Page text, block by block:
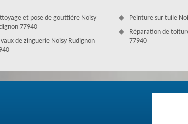
des travaux de couverture à Noisy
et professionnellement dans tous vos projets en matière
des outillages de protection pour intervenir sans soucis. De
et pose de gouttière Noisy
77940
de zinguerie Noisy Rudignon
Peinture sur tuile
Réparation de
77940